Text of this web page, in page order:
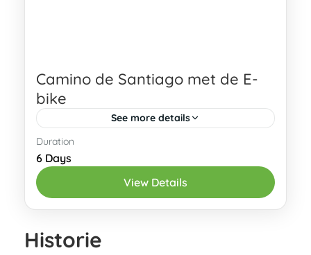
Camino de Santiago met de E-
bike
See more details
Geïnteresseerd? Stuur een aanvraag!
Ben je bekend met de Camino de
Santiago, maar fiets je liever dan dat je
wandelt? Deze e-bike reis biedt je...
Duration
6 Days
View Details
Historie